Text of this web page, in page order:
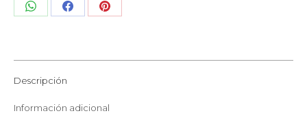
Share Share Share
Descripción
Información adicional